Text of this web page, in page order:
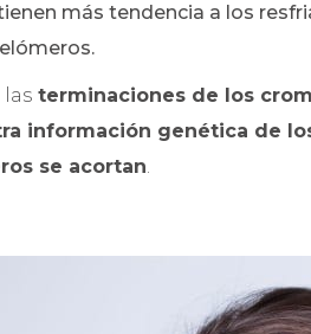
más tendencia a los
las terminaciones de los
información genética de
se acortan.